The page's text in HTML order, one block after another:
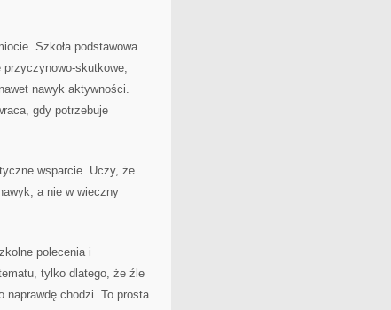
Szkoła podstawowa
skutkowe,
nawyk aktywności.
gdy potrzebuje
wsparcie. Uczy, że
a nie w wieczny
polecenia i
tylko dlatego, że źle
naprawdę chodzi. To prosta